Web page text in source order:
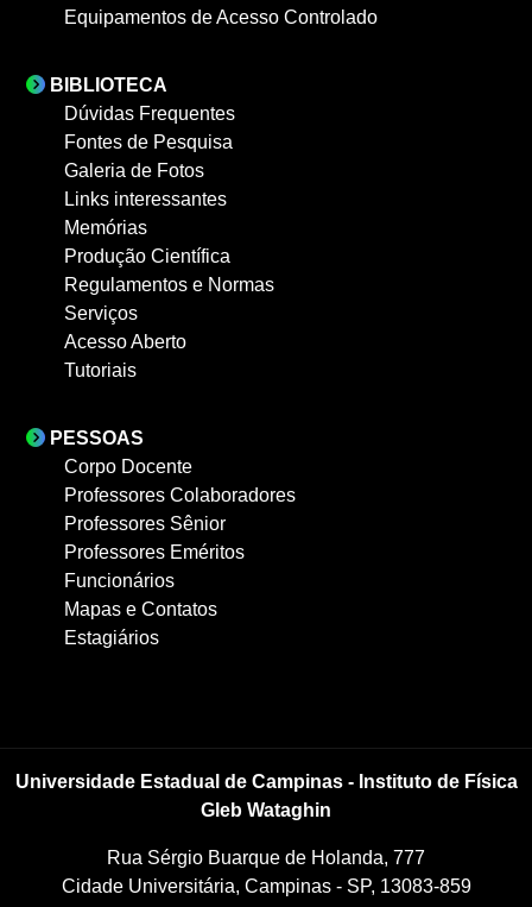
Equipamentos de Acesso Controlado
BIBLIOTECA
Dúvidas Frequentes
Fontes de Pesquisa
Galeria de Fotos
Links interessantes
Memórias
Produção Científica
Regulamentos e Normas
Serviços
Acesso Aberto
Tutoriais
PESSOAS
Corpo Docente
Professores Colaboradores
Professores Sênior
Professores Eméritos
Funcionários
Mapas e Contatos
Estagiários
Universidade Estadual de Campinas - Instituto de Física
Gleb Wataghin
Rua Sérgio Buarque de Holanda, 777
Cidade Universitária, Campinas - SP, 13083-859